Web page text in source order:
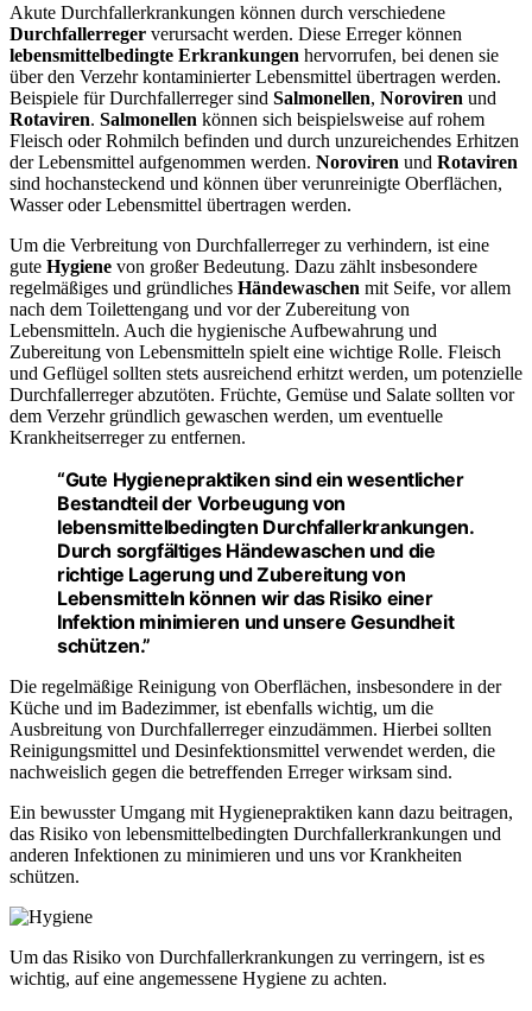
Akute Durchfallerkrankungen können durch verschiedene
Durchfallerreger verursacht werden. Diese Erreger können
lebensmittelbedingte Erkrankungen hervorrufen, bei denen sie
über den Verzehr kontaminierter Lebensmittel übertragen werden.
Beispiele für Durchfallerreger sind Salmonellen, Noroviren und
Rotaviren. Salmonellen können sich beispielsweise auf rohem
Fleisch oder Rohmilch befinden und durch unzureichendes Erhitzen
der Lebensmittel aufgenommen werden. Noroviren und Rotaviren
sind hochansteckend und können über verunreinigte Oberflächen,
Wasser oder Lebensmittel übertragen werden.
Um die Verbreitung von Durchfallerreger zu verhindern, ist eine
gute Hygiene von großer Bedeutung. Dazu zählt insbesondere
regelmäßiges und gründliches Händewaschen mit Seife, vor allem
nach dem Toilettengang und vor der Zubereitung von
Lebensmitteln. Auch die hygienische Aufbewahrung und
Zubereitung von Lebensmitteln spielt eine wichtige Rolle. Fleisch
und Geflügel sollten stets ausreichend erhitzt werden, um potenzielle
Durchfallerreger abzutöten. Früchte, Gemüse und Salate sollten vor
dem Verzehr gründlich gewaschen werden, um eventuelle
Krankheitserreger zu entfernen.
“Gute Hygienepraktiken sind ein wesentlicher
Bestandteil der Vorbeugungvon
lebensmittelbedingten Durchfallerkrankungen.
Durch sorgfältiges Händewaschen und die
richtige Lagerung und Zubereitung von
Lebensmitteln können wir das Risiko einer
Infektion minimieren und unsere Gesundheit
schützen.”
Die regelmäßige Reinigung von Oberflächen, insbesondere in der
Küche und im Badezimmer, ist ebenfalls wichtig, um die
Ausbreitung von Durchfallerreger einzudämmen. Hierbei sollten
Reinigungsmittel und Desinfektionsmittel verwendet werden, die
nachweislich gegen die betreffenden Erreger wirksam sind.
Ein bewusster Umgang mit Hygienepraktiken kann dazu beitragen,
das Risiko von lebensmittelbedingten Durchfallerkrankungen und
anderen Infektionen zu minimieren und uns vor Krankheiten
schützen.
Um das Risiko von Durchfallerkrankungen zu verringern, ist es
wichtig, auf eine angemessene Hygiene zu achten.